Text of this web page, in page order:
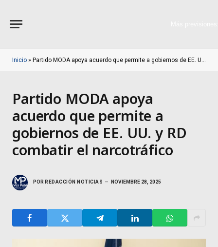
Inicio » Partido MODA apoya acuerdo que permite a gobiernos de EE. UU. y RD combatir el narcotráfico
Partido MODA apoya
acuerdo que permite a
gobiernos de EE. UU. y RD
combatir el narcotráfico
POR REDACCIÓN NOTICIAS NOVIEMBRE 28, 2025